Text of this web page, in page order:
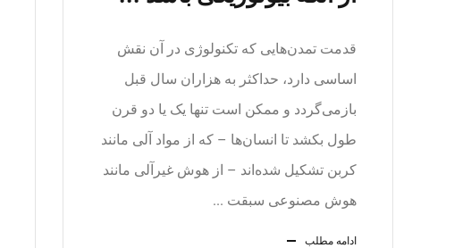
قدمت تمدن‌هایی که تکنولوژی در آن نقش
اساسی دارد، حداکثر به هزاران سال قبل
بازمی‌گردد و ممکن است تنها یک یا دو قرن
طول بکشد تا انسان‌ها – که از مواد آلی مانند
کربن تشکیل شده‌اند – از هوش غیرآلی مانند
هوش مصنوعی سبقت ...
ادامه مطلب